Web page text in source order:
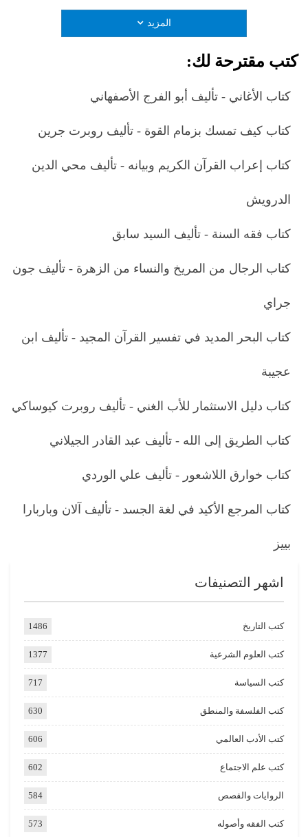
المزيد
كتب مقترحة لك:
كتاب الأغاني - تأليف أبو الفرج الأصفهاني
كتاب كيف تمسك بزمام القوة - تأليف روبرت جرين
كتاب إعراب القرآن الكريم وبيانه - تأليف محي الدين
الدرويش
كتاب فقه السنة - تأليف السيد سابق
كتاب الرجال من المريخ والنساء من الزهرة - تأليف جون
جراي
كتاب البحر المديد في تفسير القرآن المجيد - تأليف ابن
عجيبة
كتاب دليل الاستثمار للأب الغني - تأليف روبرت كيوساكي
كتاب الطريق إلى الله - تأليف عبد القادر الجيلاني
كتاب خوارق اللاشعور - تأليف علي الوردي
كتاب المرجع الأكيد في لغة الجسد - تأليف آلان وباربارا
بييز
اشهر التصنيفات
كتب التاريخ 1486
كتب العلوم الشرعية 1377
كتب السياسة 717
كتب الفلسفة والمنطق 630
كتب الأدب العالمي 606
كتب علم الاجتماع 602
الروايات والقصص 584
كتب الفقه وأصوله 573